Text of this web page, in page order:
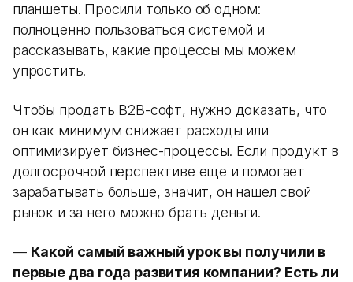
планшеты. Просили только об одном:
полноценно пользоваться системой и
рассказывать, какие процессы мы можем
упростить.
Чтобы продать B2B-софт, нужно доказать, что
он как минимум снижает расходы или
оптимизирует бизнес-процессы. Если продукт в
долгосрочной перспективе еще и помогает
зарабатывать больше, значит, он нашел свой
рынок и за него можно брать деньги.
— Какой самый важный урок вы получили в
первые два года развития компании? Есть ли